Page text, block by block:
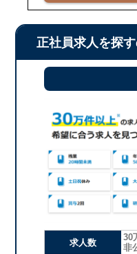
正社員求人を探
求人数
30
非